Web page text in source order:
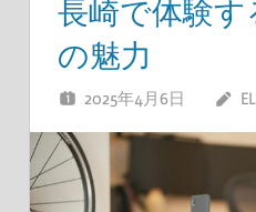
長崎で体験
の魅力
2025年4月6日